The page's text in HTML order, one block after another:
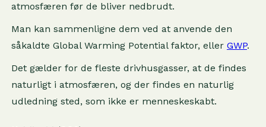
atmosfæren før de bliver nedbrudt.
Man kan sammenligne dem ved at anvende den
såkaldte Global Warming Potential faktor, eller GWP.
Det gælder for de fleste drivhusgasser, at de findes
naturligt i atmosfæren, og der findes en naturlig
udledning sted, som ikke er menneskeskabt.